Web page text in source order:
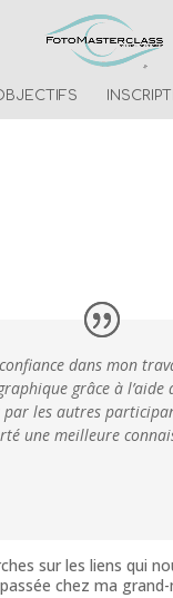
dans mon
grâce à
par les autres
une meilleure
sur les liens qui
chez ma